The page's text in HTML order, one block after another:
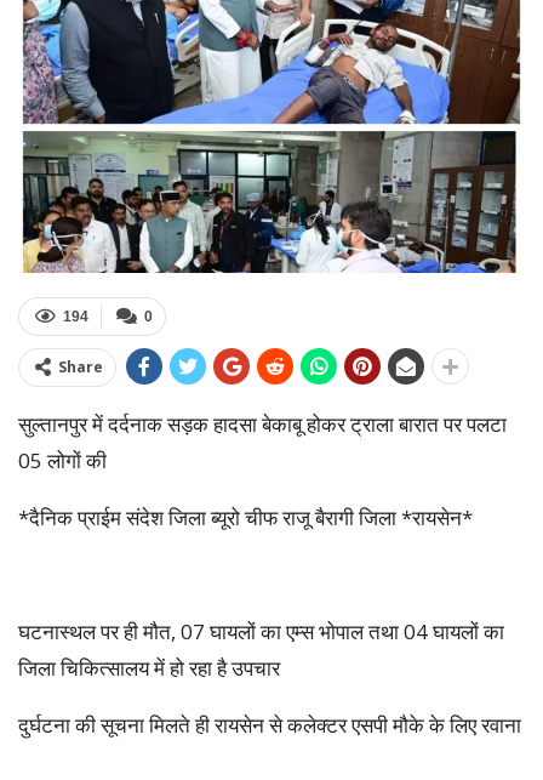
0
194
Share
सुल्तानपुर में दर्दनाक सड़क हादसा बेकाबू होकर ट्राला बारात पर पलटा
05 लोगों की
*दैनिक प्राईम संदेश जिला ब्यूरो चीफ राजू बैरागी जिला *रायसेन*
घटनास्थल पर ही मौत, 07 घायलों का एम्स भोपाल तथा 04 घायलों का
जिला चिकित्सालय में हो रहा है उपचार
दुर्घटना की सूचना मिलते ही रायसेन से कलेक्टर एसपी मौके के लिए रवाना